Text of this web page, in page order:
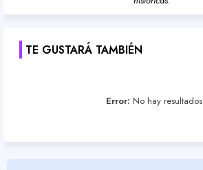
TE GUSTARÁ TAMBIÉN
Error: No hay resultados